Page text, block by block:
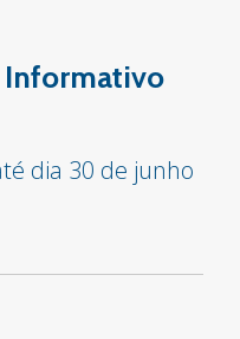
Informativo
dia 30 de junho